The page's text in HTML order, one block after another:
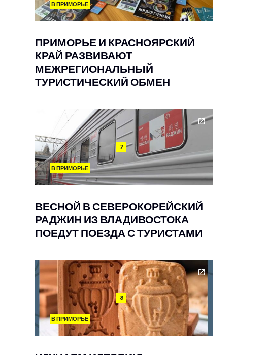
В ПРИМОРЬЕ
ПРИМОРЬЕ И КРАСНОЯРСКИЙ
КРАЙ РАЗВИВАЮТ
МЕЖРЕГИОНАЛЬНЫЙ
ТУРИСТИЧЕСКИЙ ОБМЕН
7
В ПРИМОРЬЕ
ВЕСНОЙ В СЕВЕРОКОРЕЙСКИЙ
РАДЖИН ИЗ ВЛАДИВОСТОКА
ПОЕДУТ ПОЕЗДА С ТУРИСТАМИ
8
В ПРИМОРЬЕ